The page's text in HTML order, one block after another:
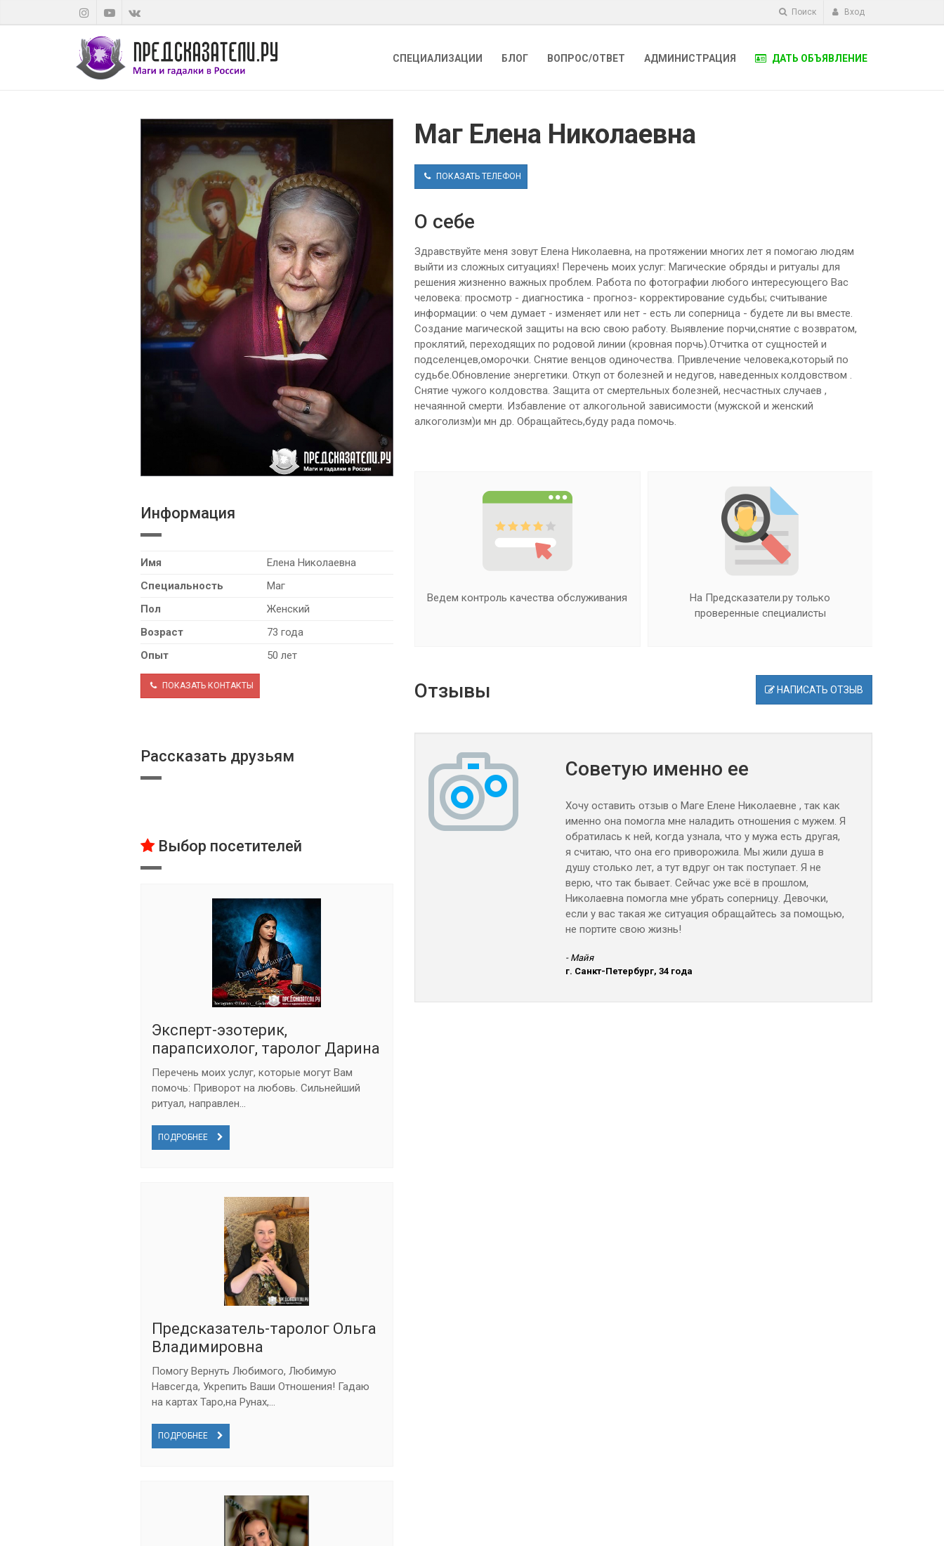
Поиск Вход
СПЕЦИАЛИЗАЦИИ БЛОГ ВОПРОС/ОТВЕТ АДМИНИСТРАЦИЯ ДАТЬ ОБЪЯВЛЕНИЕ
Информация
Имя
Елена Николаевна
Специальность
Маг
Пол
Женский
Возраст
73 года
Опыт
50 лет
ПОКАЗАТЬ КОНТАКТЫ
Рассказать друзьям
Выбор посетителей
Эксперт-эзотерик,
парапсихолог, таролог Дарина
Перечень моих услуг, которые могут Вам
помочь: Приворот на любовь. Сильнейший
ритуал, направлен...
ПОДРОБНЕЕ
Предсказатель-таролог Ольга
Владимировна
Помогу Вернуть Любимого, Любимую
Навсегда, Укрепить Ваши Отношения! Гадаю
на картах Таро,на Рунах,...
ПОДРОБНЕЕ
Маг Елена Николаевна
ПОКАЗАТЬ ТЕЛЕФОН
О себе
Здравствуйте меня зовут Елена Николаевна, на протяжении многих лет я помогаю людям
выйти из сложных ситуациях! Перечень моих услуг: Магические обряды и ритуалы для
решения жизненно важных проблем. Работа по фотографии любого интересующего Вас
человека: просмотр - диагностика - прогноз- корректирование судьбы; считывание
информации: о чем думает - изменяет или нет - есть ли соперница - будете ли вы вместе.
Создание магической защиты на всю свою работу. Выявление порчи,снятие с возвратом,
проклятий, переходящих по родовой линии (кровная порчь).Отчитка от сущностей и
подселенцев,оморочки. Снятие венцов одиночества. Привлечение человека,который по
судьбе.Обновление энергетики. Откуп от болезней и недугов, наведенных колдовством .
Снятие чужого колдовства. Защита от смертельных болезней, несчастных случаев ,
нечаянной смерти. Избавление от алкогольной зависимости (мужской и женский
алкоголизм)и мн др. Обращайтесь,буду рада помочь.
На Предсказатели.ру только
Достоверная информация
Отзывы НАПИСАТЬ ОТЗЫВ
Советую именно ее
Хочу оставить отзыв о Маге Елене Николаевне , так как
именно она помогла мне наладить отношения с мужем. Я
обратилась к ней, когда узнала, что у мужа есть другая,
я считаю, что она его приворожила. Мы жили душа в
душу столько лет, а тут вдруг он так поступает. Я не
верю, что так бывает. Сейчас уже всё в прошлом,
Николаевна помогла мне убрать соперницу. Девочки,
если у вас такая же ситуация обращайтесь за помощью,
не портите свою жизнь!
- Майя
г. Санкт-Петербург, 34 года